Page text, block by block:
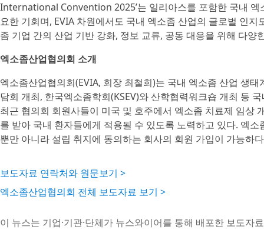
International Convention 2025’는 일리아스를 포함한 국내
요한 기회며, EVIA 차원에서도 국내 엑소좀 산업의 글로벌 인
좀 기업 간의 산업 기반 강화, 정보 교류, 공동 대응을 위해 다양
엑소좀산업협의회 소개
엑소좀산업협의회(EVIA, 회장 최철희)는 국내 엑소좀 산업 생
담회 개최, 한국엑소좀학회(KSEV)와 산학협력워크숍 개최 등
최근 협의회 회원사들이 미국 및 호주에서 엑소좀 치료제 임상
를 받아 국내 환자들에게 적용될 수 있도록 노력하고 있다. 엑
뿐만 아니라 설립 취지에 동의하는 회사의 회원 가입이 가능하
보도자료 연락처와 원문보기 >
엑소좀산업협의회 전체 보도자료 보기 >
이 뉴스는 기업·기관·단체가 뉴스와이어를 통해 배포한 보도자